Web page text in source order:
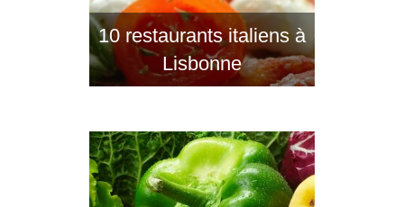
10 restaurants italiens à
Lisbonne